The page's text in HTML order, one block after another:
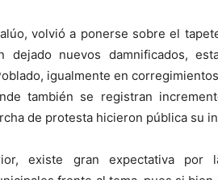
volvió a ponerse sobre el
dejado nuevos damnificados,
igualmente en
también se registran
de protesta hicieron pública su
existe gran expectativa por